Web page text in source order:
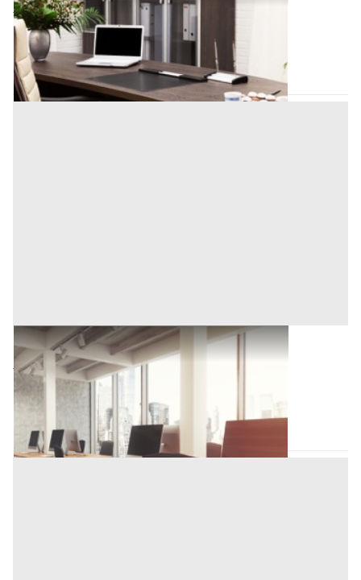
Vigonza (Padova)
37.500 €
Codice asta:BN512795693
Asta chiusa
Ufficio all'asta a Padova
Vigonza (Padova)
51.000 €
Codice asta: BN5568578
Asta chiusa